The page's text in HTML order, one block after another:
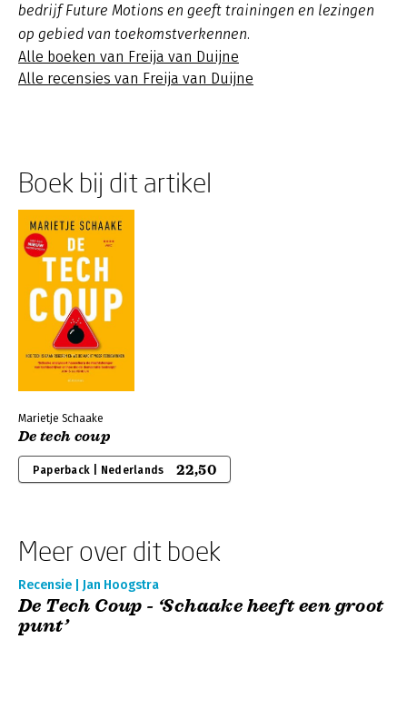
bedrijf Future Motions en geeft trainingen en lezingen
op gebied van toekomstverkennen.
Alle boeken van Freija van Duijne
Alle recensies van Freija van Duijne
Boek bij dit artikel
Marietje Schaake
De tech coup
Paperback | Nederlands 22,50
Meer over dit boek
Recensie | Jan Hoogstra
De Tech Coup - ‘Schaake heeft een groot
punt’